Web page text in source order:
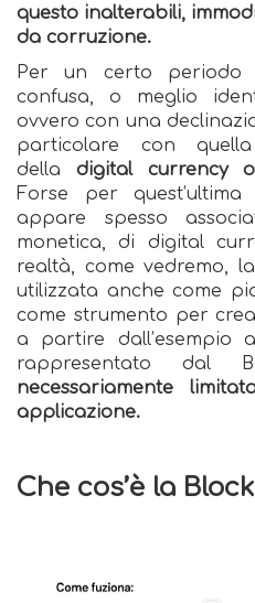
questo inalterabili,
da corruzione.
Per un certo periodo
confusa, o meglio
ovvero con una
particolare con
della digital currency
Forse per
appare spesso
monetica, di digital
realtà, come vedremo,
utilizzata anche come
come strumento per
a partire dall’esempio
rappresentato dal
necessariamente
applicazione.
Che cos’è la